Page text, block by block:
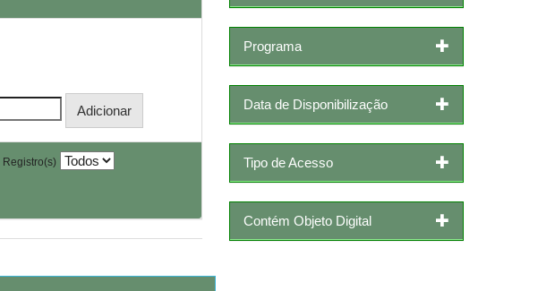
Registro(s)
Programa
Data de Disponibilização
Tipo de Acesso
Contém Objeto Digital